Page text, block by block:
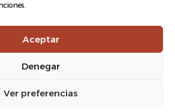
Aceptar
Denegar
Ver preferencias
Terminos y condiciones
Log In